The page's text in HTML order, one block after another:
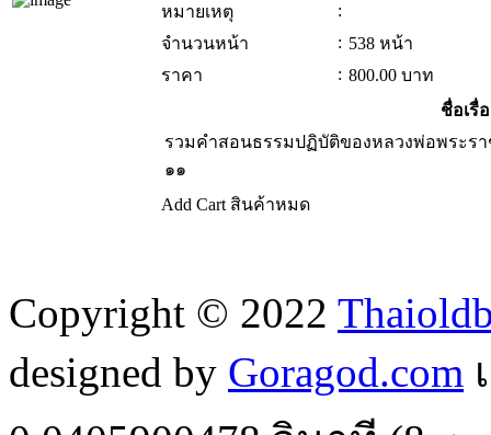
หมายเหตุ
:
จำนวนหน้า
: 538 หน้า
ราคา
: 800.00 บาท
ชื่อเรื่
รวมคำสอนธรรมปฏิบัติของหลวงพ่อพระรา
๑๑
Add Cart สินค้าหมด
Copyright © 2022
designed by Goragod.com